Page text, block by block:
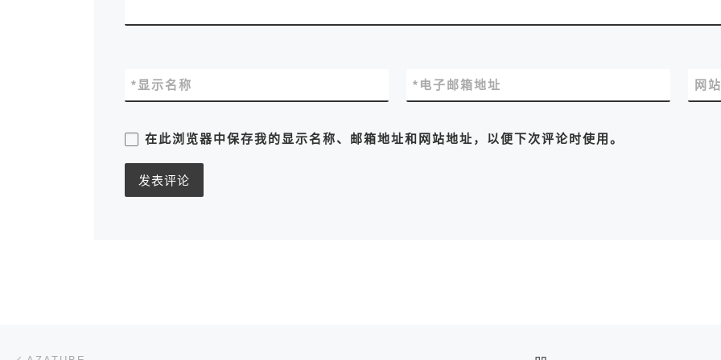
显示名称
* 电子邮箱地址
* 网
在此浏览器中保存我的显示名称、邮箱地址和网站地址，以便下次评论时使用。
文章导航